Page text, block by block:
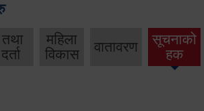
तथा
महिला
विकास
वातावरण
सूचनाको
हक